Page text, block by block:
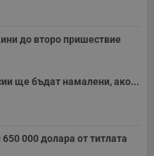
до второ пришествие
ще бъдат намалени, ако...
000 долара от титлата